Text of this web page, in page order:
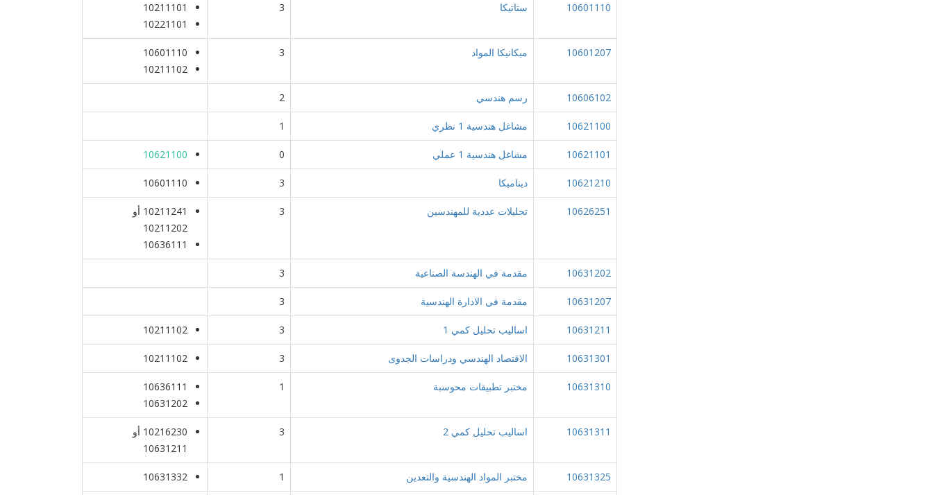
10601110 ستاتيكا 3
10211101
10221101
10601207 ميكانيكا المواد 3
10601110
10211102
10606102 رسم هندسي 2
10621100 مشاغل هندسية 1 نظري 1
10621101 مشاغل هندسية 1 عملي 0
10621100
10621210 ديناميكا 3
10601110
10626251 تحليلات عددية للمهندسين 3
10211241 أو
10211202
10636111
10631202 مقدمة في الهندسة الصناعية 3
10631207 مقدمة في الادارة الهندسية 3
10631211 اساليب تحليل كمي 1 3
10211102
10631301 الاقتصاد الهندسي ودراسات الجدوى 3
10211102
10631310 مختبر تطبيقات محوسبة 1
10636111
10631202
10631311 اساليب تحليل كمي 2 3
10216230 أو
10631211
10631325 مختبر المواد الهندسية والتعدين 1
10631332